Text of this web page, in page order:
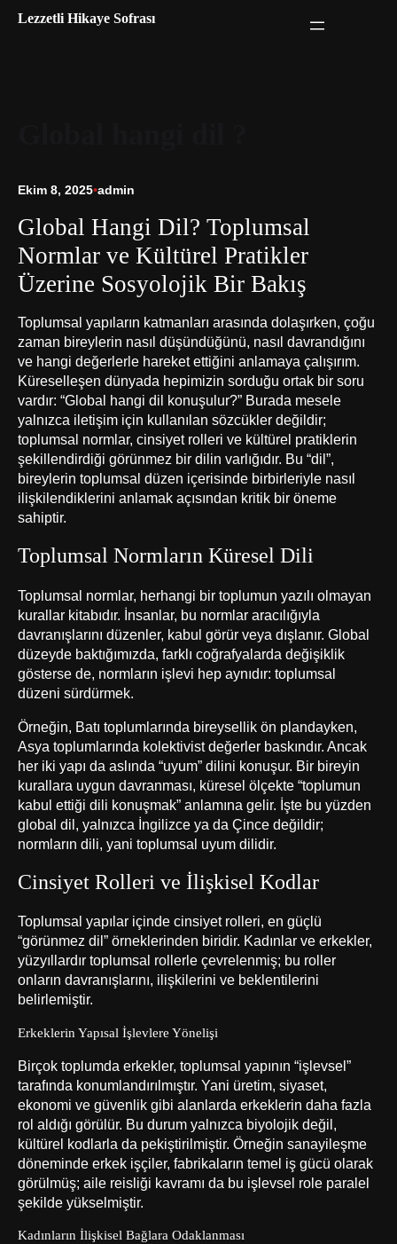
Lezzetli Hikaye Sofrası
Ekim 8, 2025•admin
Global Hangi Dil? Toplumsal
Normlar ve Kültürel Pratikler
Üzerine Sosyolojik Bir Bakış
Toplumsal yapıların katmanları arasında dolaşırken, çoğu
zaman bireylerin nasıl düşündüğünü, nasıl davrandığını
ve hangi değerlerle hareket ettiğini anlamaya çalışırım.
Küreselleşen dünyada hepimizin sorduğu ortak bir soru
vardır: “Global hangi dil konuşulur?” Burada mesele
yalnızca iletişim için kullanılan sözcükler değildir;
toplumsal normlar, cinsiyet rolleri ve kültürel pratiklerin
şekillendirdiği görünmez bir dilin varlığıdır. Bu “dil”,
bireylerin toplumsal düzen içerisinde birbirleriyle nasıl
ilişkilendiklerini anlamak açısından kritik bir öneme
sahiptir.
Toplumsal Normların Küresel Dili
Toplumsal normlar, herhangi bir toplumun yazılı olmayan
kurallar kitabıdır. İnsanlar, bu normlar aracılığıyla
davranışlarını düzenler, kabul görür veya dışlanır. Global
düzeyde baktığımızda, farklı coğrafyalarda değişiklik
gösterse de, normların işlevi hep aynıdır: toplumsal
düzeni sürdürmek.
Örneğin, Batı toplumlarında bireysellik ön plandayken,
Asya toplumlarında kolektivist değerler baskındır. Ancak
her iki yapı da aslında “uyum” dilini konuşur. Bir bireyin
kurallara uygun davranması, küresel ölçekte “toplumun
kabul ettiği dili konuşmak” anlamına gelir. İşte bu yüzden
global dil, yalnızca İngilizce ya da Çince değildir;
normların dili, yani toplumsal uyum dilidir.
Cinsiyet Rolleri ve İlişkisel Kodlar
Toplumsal yapılar içinde cinsiyet rolleri, en güçlü
“görünmez dil” örneklerinden biridir. Kadınlar ve erkekler,
yüzyıllardır toplumsal rollerle çevrelenmiş; bu roller
onların davranışlarını, ilişkilerini ve beklentilerini
belirlemiştir.
Erkeklerin Yapısal İşlevlere Yönelişi
Birçok toplumda erkekler, toplumsal yapının “işlevsel”
tarafında konumlandırılmıştır. Yani üretim, siyaset,
ekonomi ve güvenlik gibi alanlarda erkeklerin daha fazla
rol aldığı görülür. Bu durum yalnızca biyolojik değil,
kültürel kodlarla da pekiştirilmiştir. Örneğin sanayileşme
döneminde erkek işçiler, fabrikaların temel iş gücü olarak
görülmüş; aile reisliği kavramı da bu işlevsel role paralel
şekilde yükselmiştir.
Kadınların İlişkisel Bağlara Odaklanması